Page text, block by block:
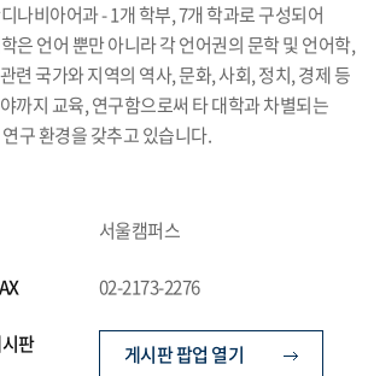
나비아어과 - 1개 학부, 7개 학과로 구성되어
은 언어 뿐만 아니라 각 언어권의 문학 및 언어학,
련 국가와 지역의 역사, 문화, 사회, 정치, 경제 등
까지 교육, 연구함으로써 타 대학과 차별되는
구 환경을 갖추고 있습니다.
서울캠퍼스
02-2173-2276
판 게시판 팝업 열기